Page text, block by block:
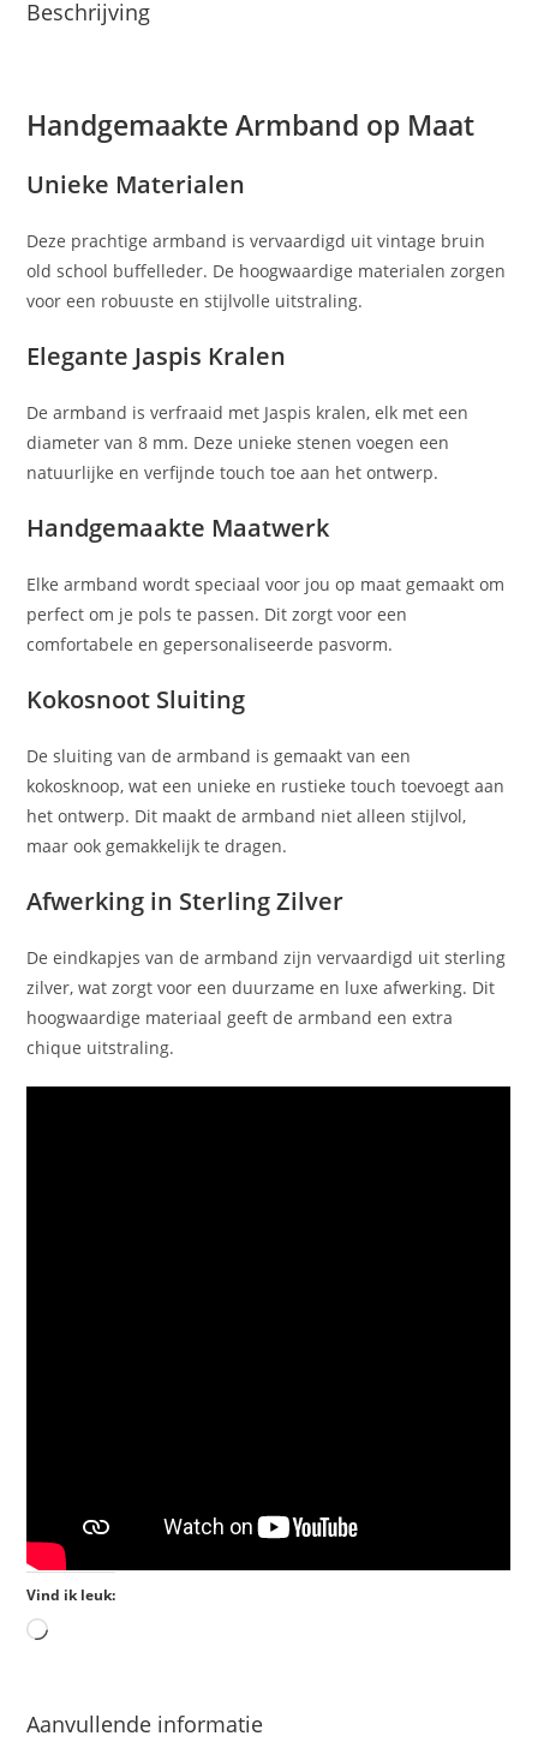
Beschrijving
Handgemaakte Armband op Maat
Unieke Materialen
Deze prachtige armband is vervaardigd uit vintage bruin
old school buffelleder. De hoogwaardige materialen zorgen
voor een robuuste en stijlvolle uitstraling.
Elegante Jaspis Kralen
De armband is verfraaid met Jaspis kralen, elk met een
diameter van 8 mm. Deze unieke stenen voegen een
natuurlijke en verfijnde touch toe aan het ontwerp.
Handgemaakte Maatwerk
Elke armband wordt speciaal voor jou op maat gemaakt om
perfect om je pols te passen. Dit zorgt voor een
comfortabele en gepersonaliseerde pasvorm.
Kokosnoot Sluiting
De sluiting van de armband is gemaakt van een
kokosknoop, wat een unieke en rustieke touch toevoegt aan
het ontwerp. Dit maakt de armband niet alleen stijlvol,
maar ook gemakkelijk te dragen.
Afwerking in Sterling Zilver
De eindkapjes van de armband zijn vervaardigd uit sterling
zilver, wat zorgt voor een duurzame en luxe afwerking. Dit
hoogwaardige materiaal geeft de armband een extra
chique uitstraling.
Vind ik leuk:
Aanvullende informatie